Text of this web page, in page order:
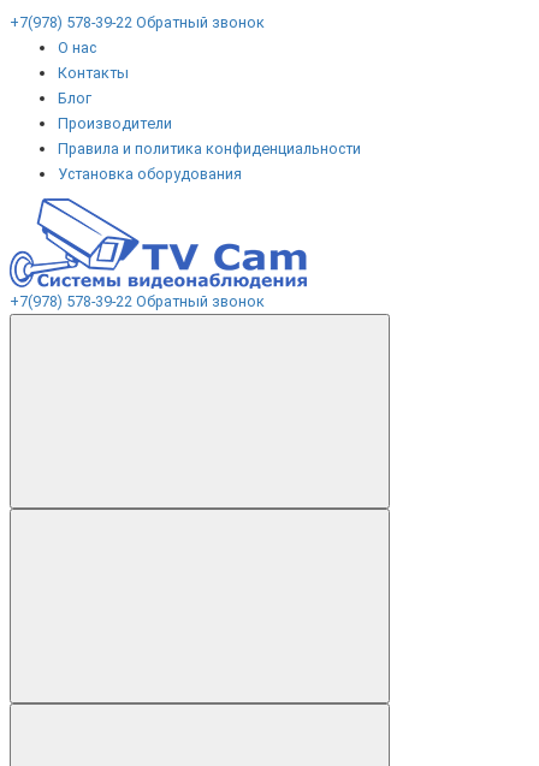
+7(978) 578-39-22 Обратный звонок
О нас
Контакты
Блог
Производители
Правила и политика конфиденциальности
Установка оборудования
+7(978) 578-39-22 Обратный звонок